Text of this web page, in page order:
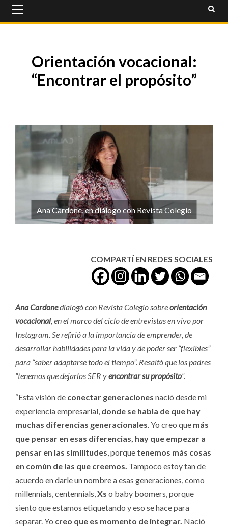
Menu
Orientación vocacional:
“Encontrar el propósito”
Ana Cardone, en diálogo con Revista Colegio
COMPARTÍ EN REDES SOCIALES
Ana Cardonedialogó con Revista Colegio sobreorientación
vocacional, en el marco del ciclo de entrevistas en vivo por
Instagram. Se refirió a la importancia de emprender, de
desarrollar habilidades para la vida y de poder ser “flexibles”
para “saber adaptarse todo el tiempo”. Resaltó que los padres
“tenemos que dejarlos SER yencontrar su propósito“.
“Esta visión de conectar generaciones nació desde mi
experiencia empresarial, donde se habla de que hay
muchas diferencias generacionales. Yo creo que más
que pensar en esas diferencias, hay que empezar a
pensar en las similitudes, porque tenemos más cosas
en común de las que creemos. Tampoco estoy tan de
acuerdo en darle un nombre a esas generaciones, como
millennials, centennials,Xs o baby boomers, porque
siento que estamos etiquetando y eso se hace para
separar. Yo creo que es momento de integrar. Nació